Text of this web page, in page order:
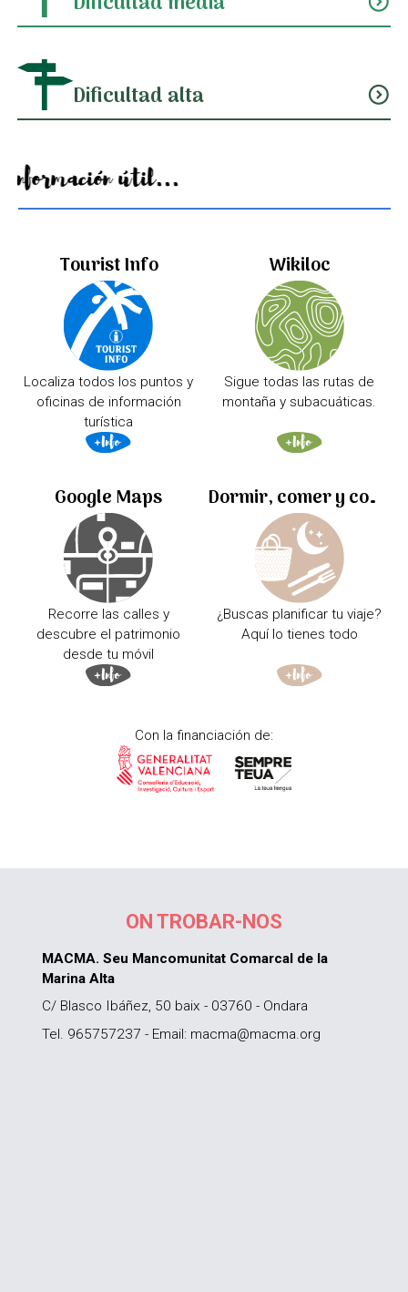
Dificultad alta expand_circle_down
Información útil...
Tourist Info
Localiza todos los puntos y
oficinas de información
turística
Wikiloc
Sigue todas las rutas de
montaña y subacuáticas.
Google Maps
Recorre las calles y
descubre el patrimonio
desde tu móvil
Dormir, comer y comprar
¿Buscas planificar tu viaje?
Aquí lo tienes todo
Con la financiación de:
ON TROBAR-NOS
MACMA. Seu Mancomunitat Comarcal de la
Marina Alta
C/ Blasco Ibáñez, 50 baix - 03760 - Ondara
Tel. 965757237 - Email: macma@macma.org